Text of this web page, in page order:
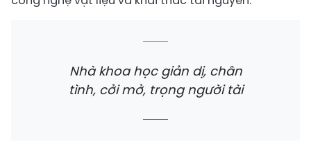
Nhà khoa học giản dị, chân
tình, cởi mở, trọng người tài